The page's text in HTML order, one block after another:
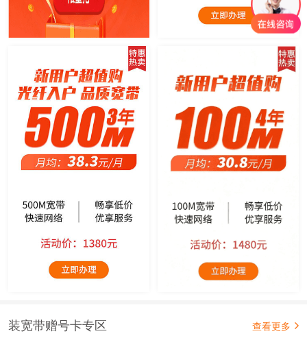
装宽带赠号卡专区 查看更多